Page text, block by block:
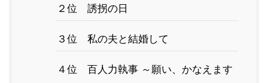
２位 誘拐の日
３位 私の夫と結婚して
４位 百人力執事 ～願い、かなえます